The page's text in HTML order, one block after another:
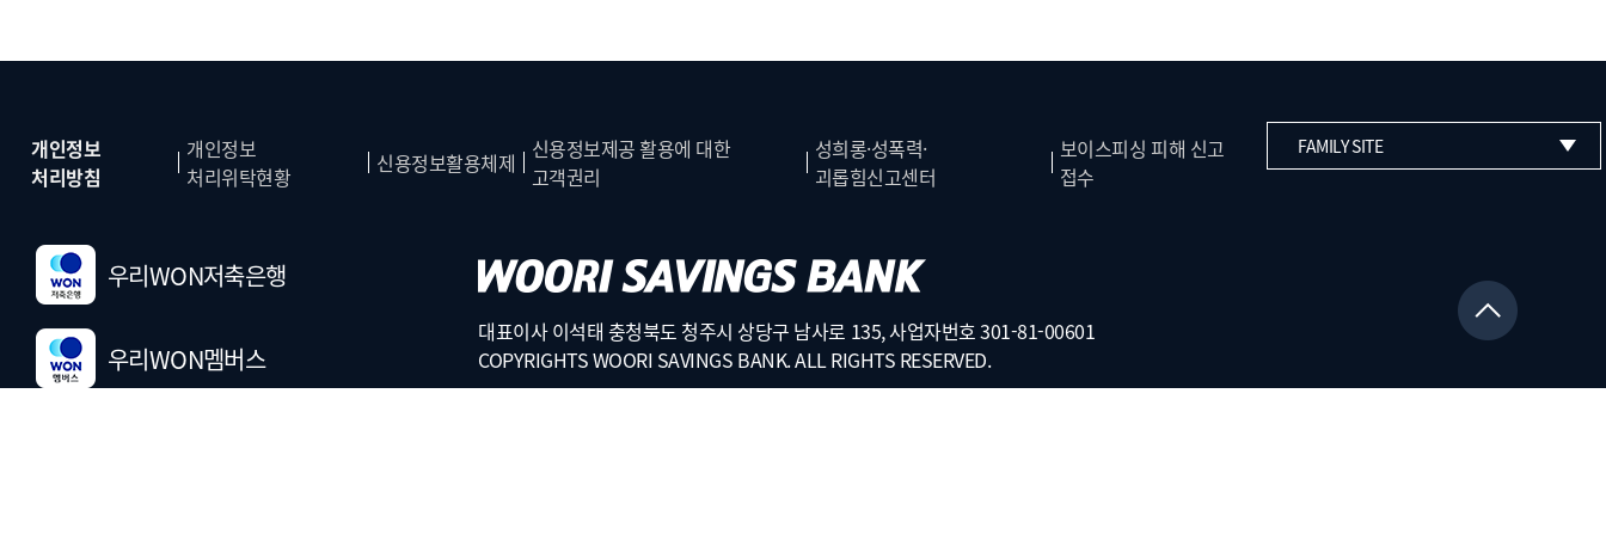
개인정보
처리방침
개인정보
처리위탁현황
신용정보활용체제
신용정보제공 활용에 대한
고객권리
성희롱·성폭력·
괴롭힘신고센터
보이스피싱 피해 신고
접수
FAMILY SITE
우리WON저축은행
우리WON멤버스
대표이사 이석태 충청북도 청주시 상당구 남사로 135, 사업자번호 301-81-00601
COPYRIGHTS WOORI SAVINGS BANK. ALL RIGHTS RESERVED.